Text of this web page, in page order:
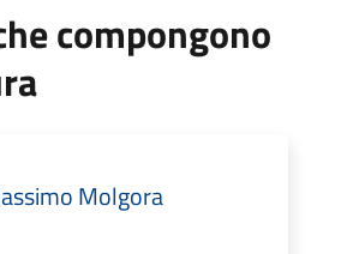
compongono
Molgora